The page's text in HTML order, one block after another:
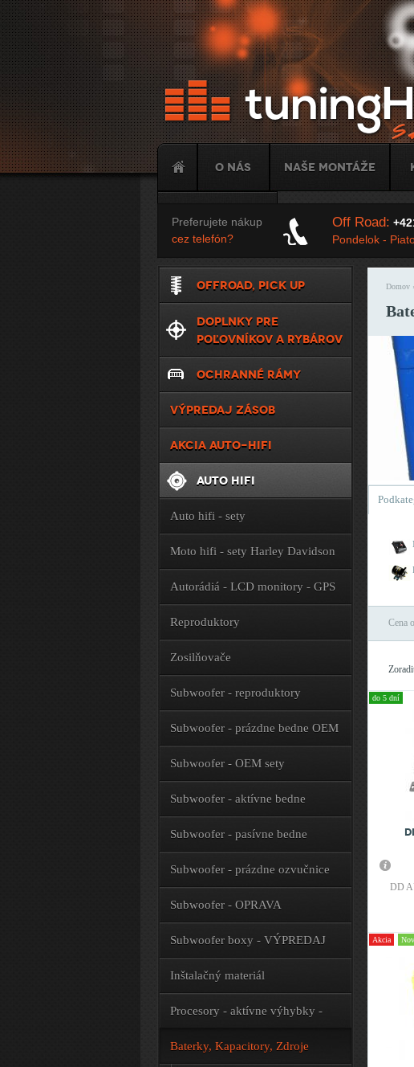
O nás Naše montáže
Tuning
Preferujete nákup
cez telefón?
Off Road:
Pondelok -
Domov›
Cena
do 5 dní
DD
Akcia
OFFROAD, PICK UP
DOPLNKY PRE
POĽOVNÍKOV A RYBÁROV
OCHRANNÉ RÁMY
VÝPREDAJ ZÁSOB
AKCIA AUTO-HIFI
AUTO HIFI
Auto hifi - sety
Moto hifi - sety Harley Davidson
Autorádiá - LCD monitory - GPS
Reproduktory
Zosilňovače
Subwoofer - reproduktory
Subwoofer - prázdne bedne OEM
Subwoofer - OEM sety
Subwoofer - aktívne bedne
Subwoofer - pasívne bedne
Subwoofer - prázdne ozvučnice
Subwoofer - OPRAVA
Subwoofer boxy - VÝPREDAJ
Inštalačný materiál
Procesory - aktívne výhybky -
príslušenstvo
Baterky, Kapacitory, Zdroje